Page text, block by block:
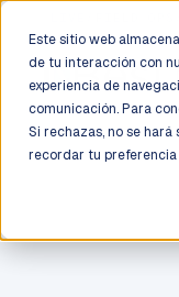
Este sitio web
de tu interacción con
experiencia de
comunicación. Para
Si rechazas, no se
recordar tu preferencia